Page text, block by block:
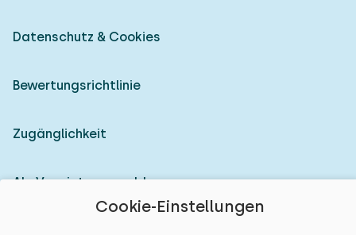
Cookie-Einstellungen
Datenschutz & Cookies
Bewertungsrichtlinie
Zugänglichkeit
Als Vermieter anmelden